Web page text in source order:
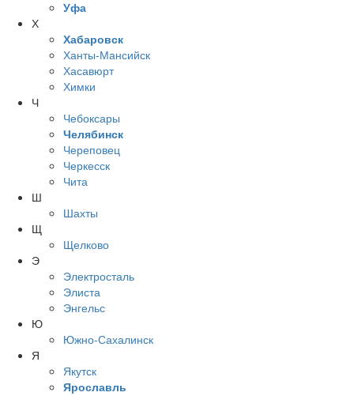
Уфа
Х
Хабаровск
Ханты-Мансийск
Хасавюрт
Химки
Ч
Чебоксары
Челябинск
Череповец
Черкесск
Чита
Ш
Шахты
Щ
Щелково
Э
Электросталь
Элиста
Энгельс
Ю
Южно-Сахалинск
Я
Якутск
Ярославль